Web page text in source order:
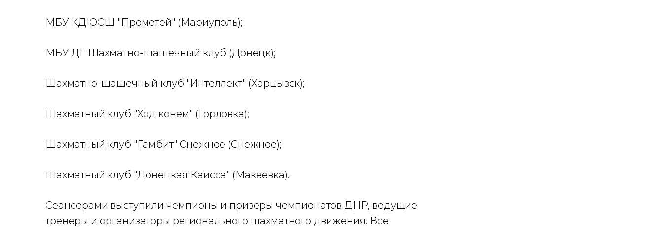
МБУ КДЮСШ "Прометей" (Мариуполь);
МБУ ДГ Шахматно-шашечный клуб (Донецк);
Шахматно-шашечный клуб "Интеллект" (Харцызск);
Шахматный клуб "Ход конем" (Горловка);
Шахматный клуб "Гамбит" Снежное (Снежное);
Шахматный клуб "Донецкая Каисса" (Макеевка).
Сеансерами выступили чемпионы и призеры чемпионатов ДНР, ведущие
тренеры и организаторы регионального шахматного движения. Все